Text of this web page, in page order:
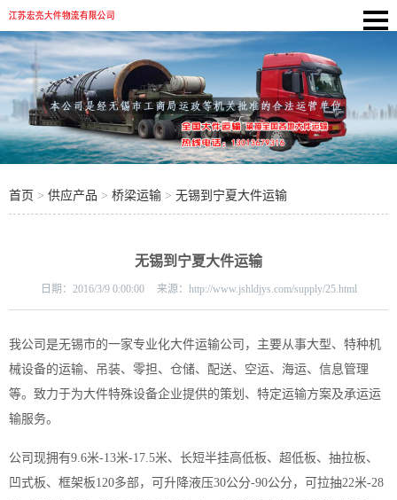
首页 > 供应产品 > 桥梁运输 > 无锡到宁夏大件运输
无锡到宁夏大件运输
日期： 2016/3/9 0:00:00 来源： http://www.jshldjys.com/supply/25.html
我公司是无锡市的一家专业化大件运输公司 ，主要从事大型、特种机
械设备的运输、吊装、零担、仓储、配送、空运、海运、信息管理
等。致力于为大件特殊设备企业提供的策划、特定运输方案及承运运
输服务。
公司现拥有9.6米-13米-17.5米、长短半挂高低板、超低板、抽拉板、
凹式板、框架板120多部，可升降液压30公分-90公分，可拉抽22米-28